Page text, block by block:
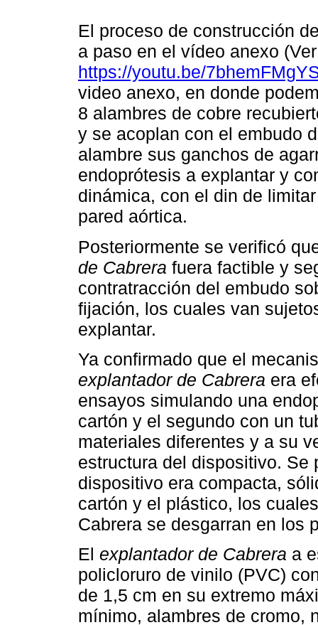
El proceso de construcción
a paso en el vídeo anexo
https://youtu.be/
video anexo, en donde
8 alambres de cobre
y se acoplan con el embudo
alambre sus ganchos de
endoprótesis a explantar y
dinámica, con el din de
pared aórtica.
Posteriormente se verificó
de Cabrera fuera factible y
contratracción del embudo
fijación, los cuales van
explantar.
Ya confirmado que el
explantador de Cabrera era
ensayos simulando una
cartón y el segundo con un
materiales diferentes y a su
estructura del dispositivo. Se
dispositivo era compacta,
cartón y el plástico, los
Cabrera se desgarran en los
El explantador de Cabrera a
policloruro de vinilo (PVC)
de 1,5 cm en su extremo
mínimo, alambres de cromo,